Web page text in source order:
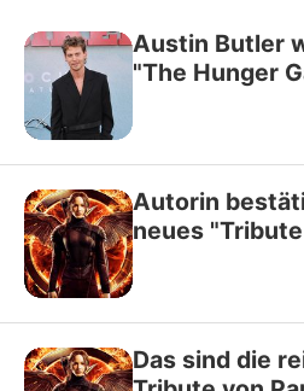
Austin Butler
"The Hunger
Autorin
neues
Das sind die